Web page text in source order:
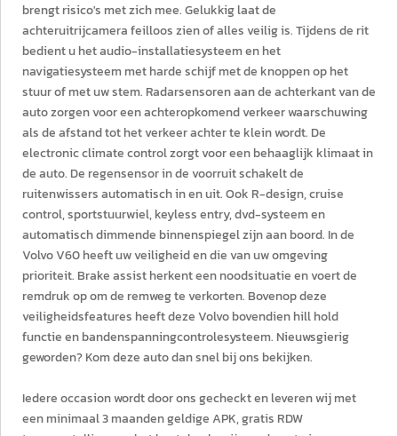
brengt risico's met zich mee. Gelukkig laat de
achteruitrijcamera feilloos zien of alles veilig is. Tijdens de rit
bedient u het audio-installatiesysteem en het
navigatiesysteem met harde schijf met de knoppen op het
stuur of met uw stem. Radarsensoren aan de achterkant van de
auto zorgen voor een achteropkomend verkeer waarschuwing
als de afstand tot het verkeer achter te klein wordt. De
electronic climate control zorgt voor een behaaglijk klimaat in
de auto. De regensensor in de voorruit schakelt de
ruitenwissers automatisch in en uit. Ook R-design, cruise
control, sportstuurwiel, keyless entry, dvd-systeem en
automatisch dimmende binnenspiegel zijn aan boord. In de
Volvo V60 heeft uw veiligheid en die van uw omgeving
prioriteit. Brake assist herkent een noodsituatie en voert de
remdruk op om de remweg te verkorten. Bovenop deze
veiligheidsfeatures heeft deze Volvo bovendien hill hold
functie en bandenspanningcontrolesysteem. Nieuwsgierig
geworden? Kom deze auto dan snel bij ons bekijken.
Iedere occasion wordt door ons gecheckt en leveren wij met
een minimaal 3 maanden geldige APK, gratis RDW